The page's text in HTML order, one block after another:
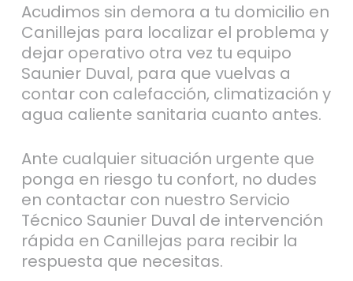
Acudimos sin demora a tu domicilio en
Canillejas para localizar el problema y
dejar operativo otra vez tu equipo
Saunier Duval, para que vuelvas a
contar con calefacción, climatización y
agua caliente sanitaria cuanto antes.
Ante cualquier situación urgente que
ponga en riesgo tu confort, no dudes
en contactar con nuestro Servicio
Técnico Saunier Duval de intervención
rápida en Canillejas para recibir la
respuesta que necesitas.